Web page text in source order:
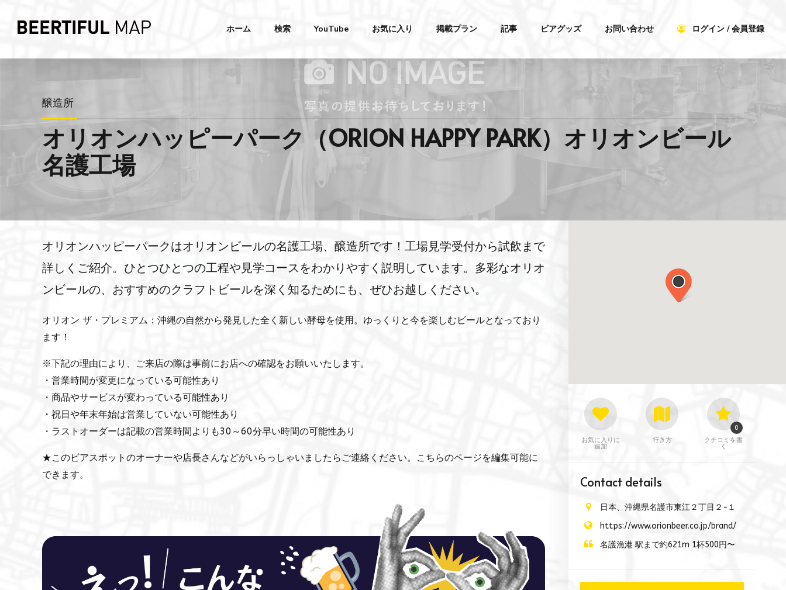
ログイン / 会員登録
ホーム 検索 YouTube お気に入り 掲載プラン 記事 ビアグッズ お問い合わせ
醸造所
オリオンハッピーパーク（ORION HAPPY PARK）オリオンビール
名護工場
オリオンハッピーパークはオリオンビールの名護工場、醸造所です！工場見学受付から試飲まで
詳しくご紹介。ひとつひとつの工程や見学コースをわかりやすく説明しています。多彩なオリオ
ンビールの、おすすめのクラフトビールを深く知るためにも、ぜひお越しください。
オリオン ザ・プレミアム：沖縄の自然から発見した全く新しい酵母を使用。ゆっくりと今を楽しむビールとなっており
ます！
※下記の理由により、ご来店の際は事前にお店への確認をお願いいたします。
・営業時間が変更になっている可能性あり
・商品やサービスが変わっている可能性あり
・祝日や年末年始は営業していない可能性あり
・ラストオーダーは記載の営業時間よりも30～60分早い時間の可能性あり
★このビアスポットのオーナーや店長さんなどがいらっしゃいましたらご連絡ください。こちらのページを編集可能に
できます。
お気に入りに
追加
行き方
クチコミを書
く
0
Contact details
日本、沖縄県名護市東江２丁目２−１
https://www.orionbeer.co.jp/brand/
名護漁港 駅まで約621m 1杯500円〜